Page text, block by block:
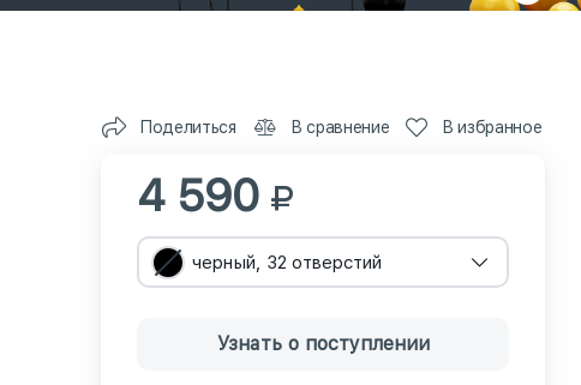
Поделиться В сравнение В избранное
4 590
черный, 32 отверстий
Узнать о поступлении